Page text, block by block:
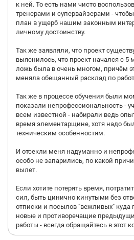
к ней. То есть нами чисто
тренерами и супервайзерами -
план в ущерб нашим законным
личному достоинству.
Так же заявляли, что проект
выяснилось, что проект начался с 5
ложь была в очень многом, причём
меняла обещанный расклад по
Так же в процессе обучения были
показали непрофессиональность -
всем известной - набирали ведь
время элементарщине, хотя надо
техническим особенностям.
И отсекли меня надуманно и
особо не запарились, по какой
вылет.
Если хотите потерять время,
сил, быть цинично кинутыми без
отписки и посылов "вежливых" куда
новые и противоречащие
работы - всегда обращайтесь в этот